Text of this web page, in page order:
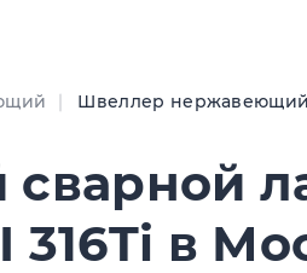
Швеллер нержавеющий
316Ti в